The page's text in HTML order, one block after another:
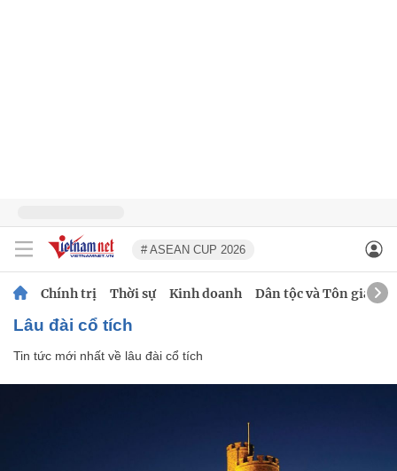
# ASEAN CUP 2026
Chính trị Thời sự Kinh doanh Dân tộc và Tôn giáo
lâu đài cổ tích
Tin tức mới nhất về lâu đài cổ tích